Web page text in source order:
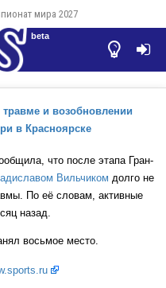
мира 2027


beta
и возобновлении
в Красноярске
что после этапа Гран-
Вильчиком долго не
По её словам, активные
назад.
восьмое место.